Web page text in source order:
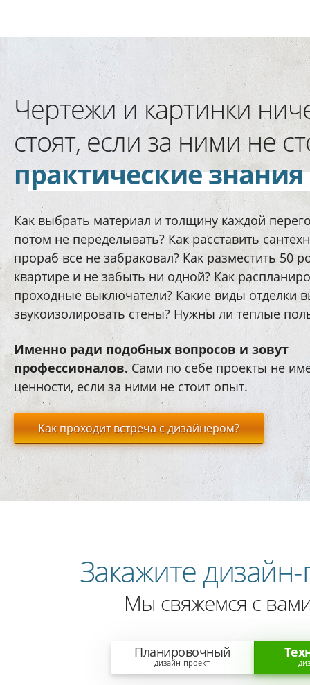
Чертежи и картинки
стоят, если за ними не
практические знания
Как выбрать материал и толщину каждой
потом не переделывать? Как расставить
прораб все не забраковал? Как разместить 50
квартире и не забыть ни одной? Как
проходные выключатели? Какие виды отделки
звукоизолировать стены? Нужны ли теплые
Именно ради подобных вопросов и зовут
профессионалов. Сами по себе проекты не
ценности, если за ними не стоит опыт.
Как проходит встреча с дизайнером?
Закажите
Мы свяжемся с
Планировочный
дизайн-проект